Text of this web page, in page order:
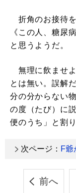
折角のお接待を
《この人、糖尿
と思うようだ。
無理に飲ませよ
とは無い。誤解
分の分からない
の度（たび）に
便のうち」と割
次ページ： F爺
前へ